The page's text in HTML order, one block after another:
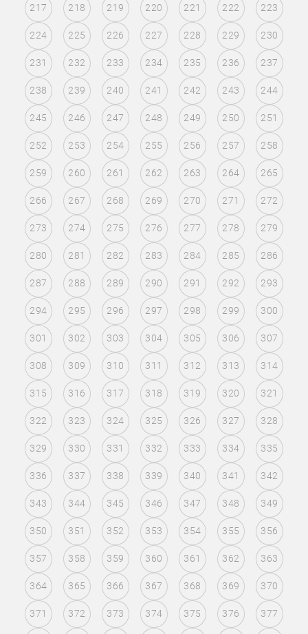
217 218 219 220 221 222 223
224 225 226 227 228 229 230
231 232 233 234 235 236 237
238 239 240 241 242 243 244
245 246 247 248 249 250 251
252 253 254 255 256 257 258
259 260 261 262 263 264 265
266 267 268 269 270 271 272
273 274 275 276 277 278 279
280 281 282 283 284 285 286
287 288 289 290 291 292 293
294 295 296 297 298 299 300
301 302 303 304 305 306 307
308 309 310 311 312 313 314
315 316 317 318 319 320 321
322 323 324 325 326 327 328
329 330 331 332 333 334 335
336 337 338 339 340 341 342
343 344 345 346 347 348 349
350 351 352 353 354 355 356
357 358 359 360 361 362 363
364 365 366 367 368 369 370
371 372 373 374 375 376 377